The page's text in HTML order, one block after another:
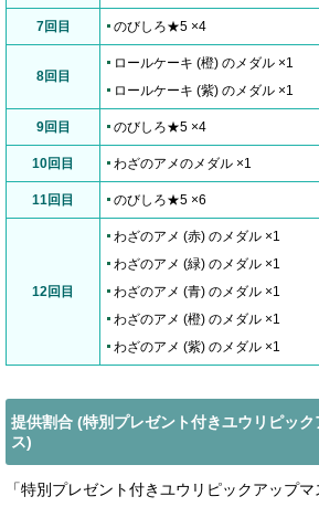
7回目 のびしろ★5 ×4
8回目
ロールケーキ (橙) のメダル ×1
ロールケーキ (紫) のメダル ×1
9回目 のびしろ★5 ×4
10回目 わざのアメのメダル ×1
11回目 のびしろ★5 ×6
12回目
わざのアメ (赤) のメダル ×1
わざのアメ (緑) のメダル ×1
わざのアメ (青) のメダル ×1
わざのアメ (橙) のメダル ×1
わざのアメ (紫) のメダル ×1
提供割合 (特別プレゼント付きユウリピッ
ス)
「特別プレゼント付きユウリピックアップ